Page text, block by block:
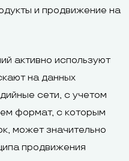
и продвижение на
активно используют
на данных
сети, с учетом
формат, с которым
может значительно
продвижения